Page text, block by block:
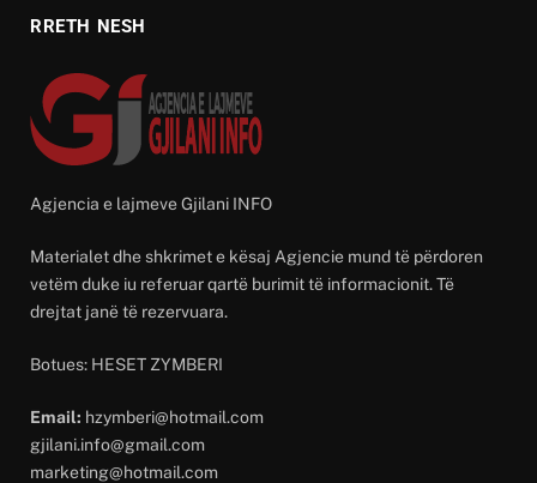
RRETH NESH
Agjencia e lajmeve Gjilani INFO
Materialet dhe shkrimet e kësaj Agjencie mund të përdoren
vetëm duke iu referuar qartë burimit të informacionit. Të
drejtat janë të rezervuara.
Botues: HESET ZYMBERI
Email: hzymberi@hotmail.com
gjilani.info@gmail.com
marketing@hotmail.com